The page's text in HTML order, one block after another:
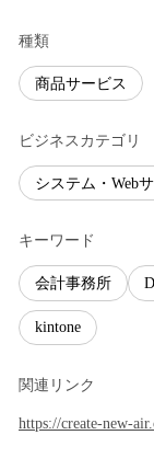
種類
商品サービス
ビジネスカテゴリ
システム・Web
キーワード
会計事務所
kintone
関連リンク
https://create-new-